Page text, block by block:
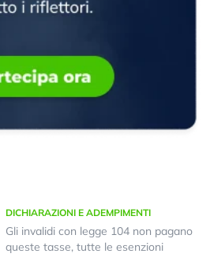
DICHIARAZIONI E ADEMPIMENTI
Gli invalidi con legge 104 non pagano
queste tasse, tutte le esenzioni